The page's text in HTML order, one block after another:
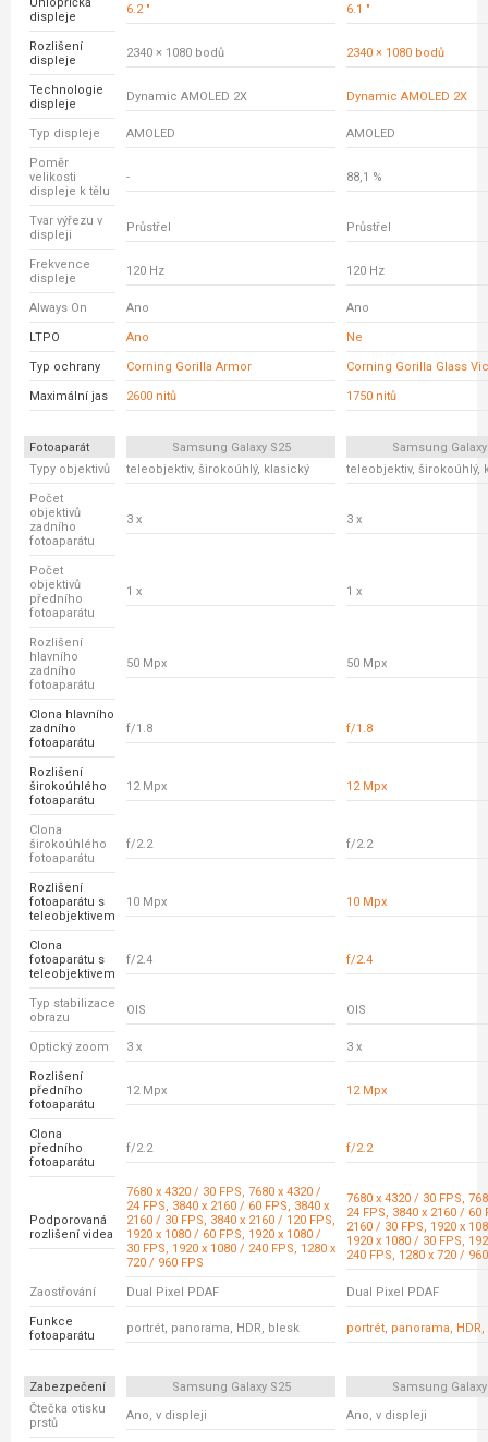
displeje
6.2 " 6.1 "
Rozlišení
displeje
2340 × 1080 bodů 2340 × 1080 bodů
Technologie
displeje
Dynamic AMOLED 2X Dynamic AMOLED 2X
Typ displeje AMOLED AMOLED
Poměr
velikosti
displeje k tělu
- 88,1 %
Tvar výřezu v
displeji
Průstřel Průstřel
Frekvence
displeje
120 Hz 120 Hz
Always On Ano Ano
LTPO Ano Ne
Typ ochrany Corning Gorilla Armor Corning Gorilla Glass
Maximální jas 2600 nitů 1750 nitů
Fotoaparát Samsung Galaxy S25
Samsung Galaxy
Typy objektivů
teleobjektiv, širokoúhlý, klasický teleobjektiv, širokoúhlý,
Počet
objektivů
zadního
fotoaparátu
3 x 3 x
Počet
objektivů
předního
fotoaparátu
1 x 1 x
Rozlišení
hlavního
zadního
fotoaparátu
50 Mpx 50 Mpx
Clona hlavního
zadního
fotoaparátu
f/1.8 f/1.8
Rozlišení
širokoúhlého
fotoaparátu
12 Mpx 12 Mpx
Clona
širokoúhlého
fotoaparátu
f/2.2 f/2.2
Rozlišení
fotoaparátu s
teleobjektivem
10 Mpx 10 Mpx
Clona
fotoaparátu s
teleobjektivem
f/2.4 f/2.4
Typ stabilizace
obrazu
OIS OIS
Optický zoom 3 x 3 x
Rozlišení
předního
fotoaparátu
12 Mpx 12 Mpx
Clona
předního
fotoaparátu
f/2.2 f/2.2
Podporovaná
rozlišení videa
7680 x 4320 / 30 FPS, 7680 x 4320 /
24 FPS, 3840 x 2160 / 60 FPS, 3840 x
2160 / 30 FPS, 3840 x 2160 / 120 FPS,
1920 x 1080 / 60 FPS, 1920 x 1080 /
30 FPS, 1920 x 1080 / 240 FPS, 1280 x
720 / 960 FPS
7680 x 4320 / 30 FPS,
24 FPS, 3840 x 2160 / 60
2160 / 30 FPS, 1920 x
1920 x 1080 / 30 FPS,
240 FPS, 1280 x 720 /
Zaostřování Dual Pixel PDAF Dual Pixel PDAF
Funkce
fotoaparátu
portrét, panorama, HDR, blesk portrét, panorama,
Zabezpečení Samsung Galaxy S25
Samsung Galaxy
Čtečka otisku
prstů
Ano, v displeji Ano, v displeji